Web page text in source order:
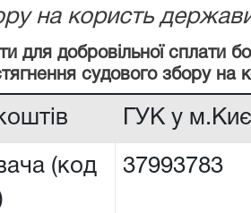
на користь
для добровільної
судового збору на
ГУК у
(код
37993783